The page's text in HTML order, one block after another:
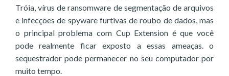
Tróia, vírus de ransomware de segmentação de arquivos
e infecções de spyware furtivas de roubo de dados, mas
o principal problema com Cup Extension é que você
pode realmente ficar exposto a essas ameaças. o
sequestrador pode permanecer no seu computador por
muito tempo.